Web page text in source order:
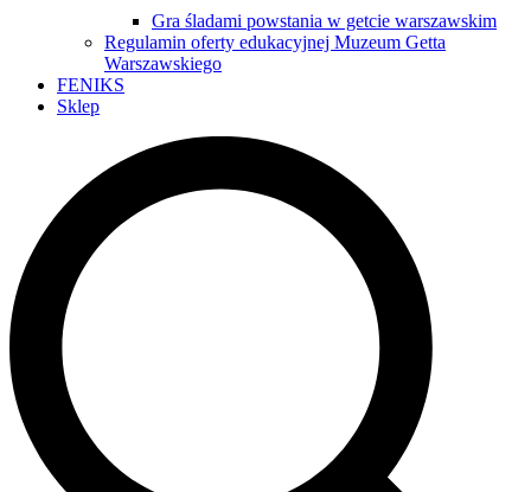
Gra śladami powstania w getcie warszawskim
Regulamin oferty edukacyjnej Muzeum Getta
Warszawskiego
FENIKS
Sklep